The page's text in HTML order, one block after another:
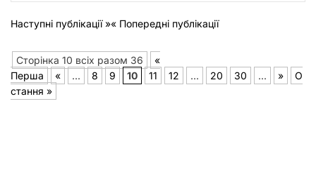
Наступні публікації »« Попередні публікації
Сторінка 10 всіх разом 36
«
Перша
« ... 8 9 10 11 12 ... 20 30 ... »
О
стання »